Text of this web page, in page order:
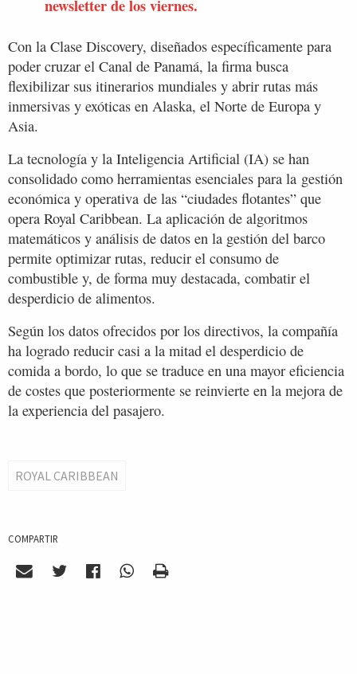
newsletter de los viernes.
Con la Clase Discovery, diseñados específicamente para
poder cruzar el Canal de Panamá, la firma busca
flexibilizar sus itinerarios mundiales y abrir rutas más
inmersivas y exóticas en Alaska, el Norte de Europa y
Asia.
La tecnología y la Inteligencia Artificial (IA) se han
consolidado como herramientas esenciales para la gestión
económica y operativa de las “ciudades flotantes” que
opera Royal Caribbean. La aplicación de algoritmos
matemáticos y análisis de datos en la gestión del barco
permite optimizar rutas, reducir el consumo de
combustible y, de forma muy destacada, combatir el
desperdicio de alimentos.
Según los datos ofrecidos por los directivos, la compañía
ha logrado reducir casi a la mitad el desperdicio de
comida a bordo, lo que se traduce en una mayor eficiencia
de costes que posteriormente se reinvierte en la mejora de
la experiencia del pasajero.
ROYAL CARIBBEAN
COMPARTIR